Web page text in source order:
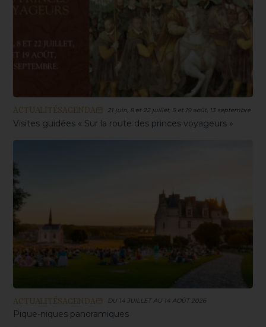
ACTUALITÉSAGENDA 21 juin, 8 et 22 juillet, 5 et 19 août, 13 septembre
Visites guidées « Sur la route des princes voyageurs »
ACTUALITÉSAGENDA DU 14 JUILLET AU 14 AOÛT 2026
Pique-niques panoramiques